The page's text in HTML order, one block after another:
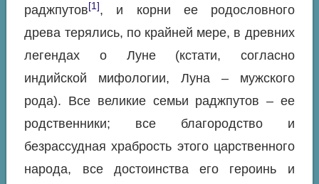
раджпутов [1] , и корни ее родословного
древа терялись, по крайней мере, в древних
легендах о Луне (кстати, согласно
индийской мифологии, Луна – мужского
рода). Все великие семьи раджпутов – ее
родственники; все благородство и
безрассудная храбрость этого царственного
народа, все достоинства его героинь и